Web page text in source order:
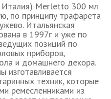
Merletto 300 мл
по принципу трафарета
Итальянская
в 1997г и уже по
позиций по
приборов,
и домашнего декора.
изготавливается
техник, которые
ремесленниками из